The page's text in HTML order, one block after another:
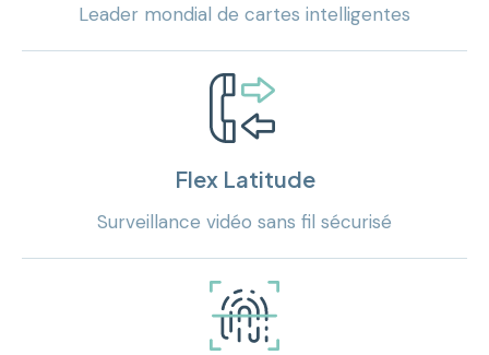
Leader mondial de cartes intelligentes
Flex Latitude
Surveillance vidéo sans fil sécurisé